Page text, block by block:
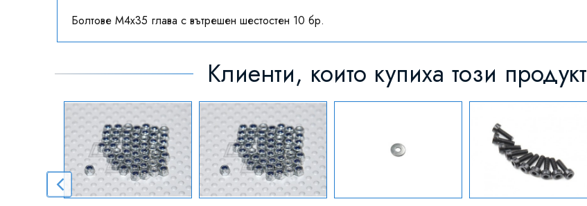
Болтове M4x35 глава с вътрешен шестостен 10 бр.
Клиенти, които купиха този продукт